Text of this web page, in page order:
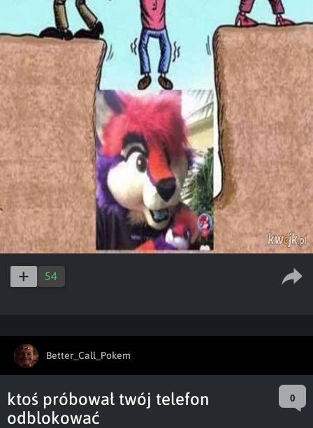
54
Better_Call_Pokem
ktoś próbował twój telefon
odblokować
0